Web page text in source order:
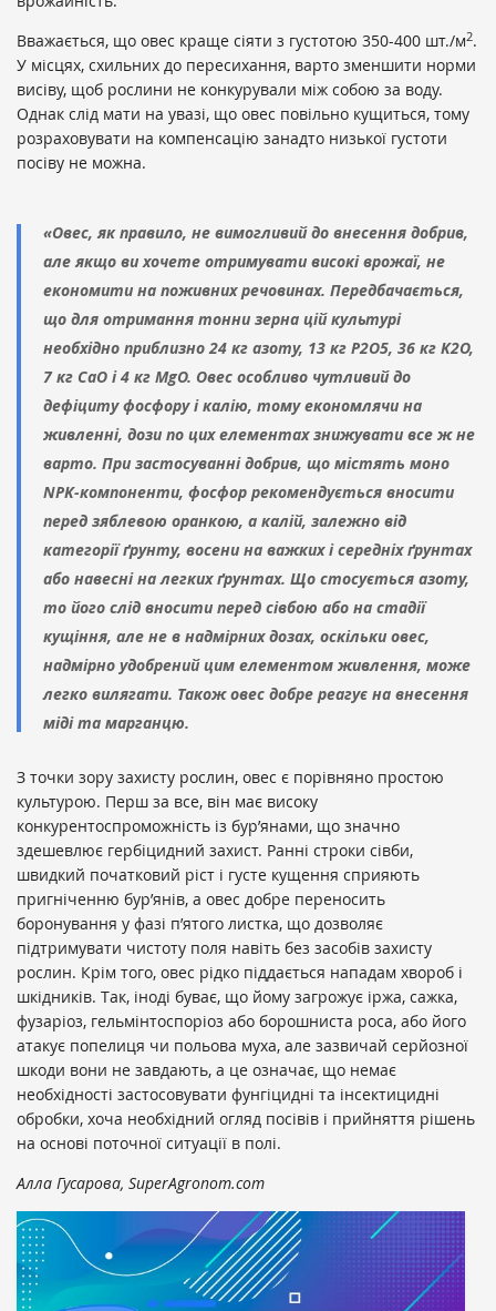
Вважається, що овес краще сіяти з густотою 350-400 шт./м2.
У місцях, схильних до пересихання, варто зменшити норми
висіву, щоб рослини не конкурували між собою за воду.
Однак слід мати на увазі, що овес повільно кущиться, тому
розраховувати на компенсацію занадто низької густоти
посіву не можна.
«Овес, як правило, не вимогливий до внесення добрив,
але якщо ви хочете отримувати високі врожаї, не
економити на поживних речовинах. Передбачається,
що для отримання тонни зерна цій культурі
необхідно приблизно 24 кг азоту, 13 кг P2O5, 36 кг K2O,
7 кг CaO і 4 кг MgO. Овес особливо чутливий до
дефіциту фосфору і калію, тому економлячи на
живленні, дози по цих елементах знижувати все ж не
варто. При застосуванні добрив, що містять моно
NPK-компоненти, фосфор рекомендується вносити
перед зяблевою оранкою, а калій, залежно від
категорії ґрунту, восени на важких і середніх ґрунтах
або навесні на легких ґрунтах. Що стосується азоту,
то його слід вносити перед сівбою або на стадії
кущіння, але не в надмірних дозах, оскільки овес,
надмірно удобрений цим елементом живлення, може
легко вилягати. Також овес добре реагує на внесення
міді та марганцю.
З точки зору захисту рослин, овес є порівняно простою
культурою. Перш за все, він має високу
конкурентоспроможність із бур’янами, що значно
здешевлює гербіцидний захист. Ранні строки сівби,
швидкий початковий ріст і густе кущення сприяють
пригніченню бур’янів, а овес добре переносить
боронування у фазі п’ятого листка, що дозволяє
підтримувати чистоту поля навіть без засобів захисту
рослин. Крім того, овес рідко піддається нападам хвороб і
шкідників. Так, іноді буває, що йому загрожує іржа, сажка,
фузаріоз, гельмінтоспоріоз або борошниста роса, або його
атакує попелиця чи польова муха, але зазвичай серйозної
шкоди вони не завдають, а це означає, що немає
необхідності застосовувати фунгіцидні та інсектицидні
обробки, хоча необхідний огляд посівів і прийняття рішень
на основі поточної ситуації в полі.
Алла Гусарова, SuperAgronom.com